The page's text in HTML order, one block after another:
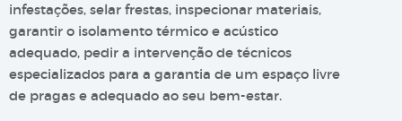
infestações, selar frestas, inspecionar materiais,
garantir o isolamento térmico e acústico
adequado, pedir a intervenção de técnicos
especializados para a garantia de um espaço livre
de pragas e adequado ao seu bem-estar.